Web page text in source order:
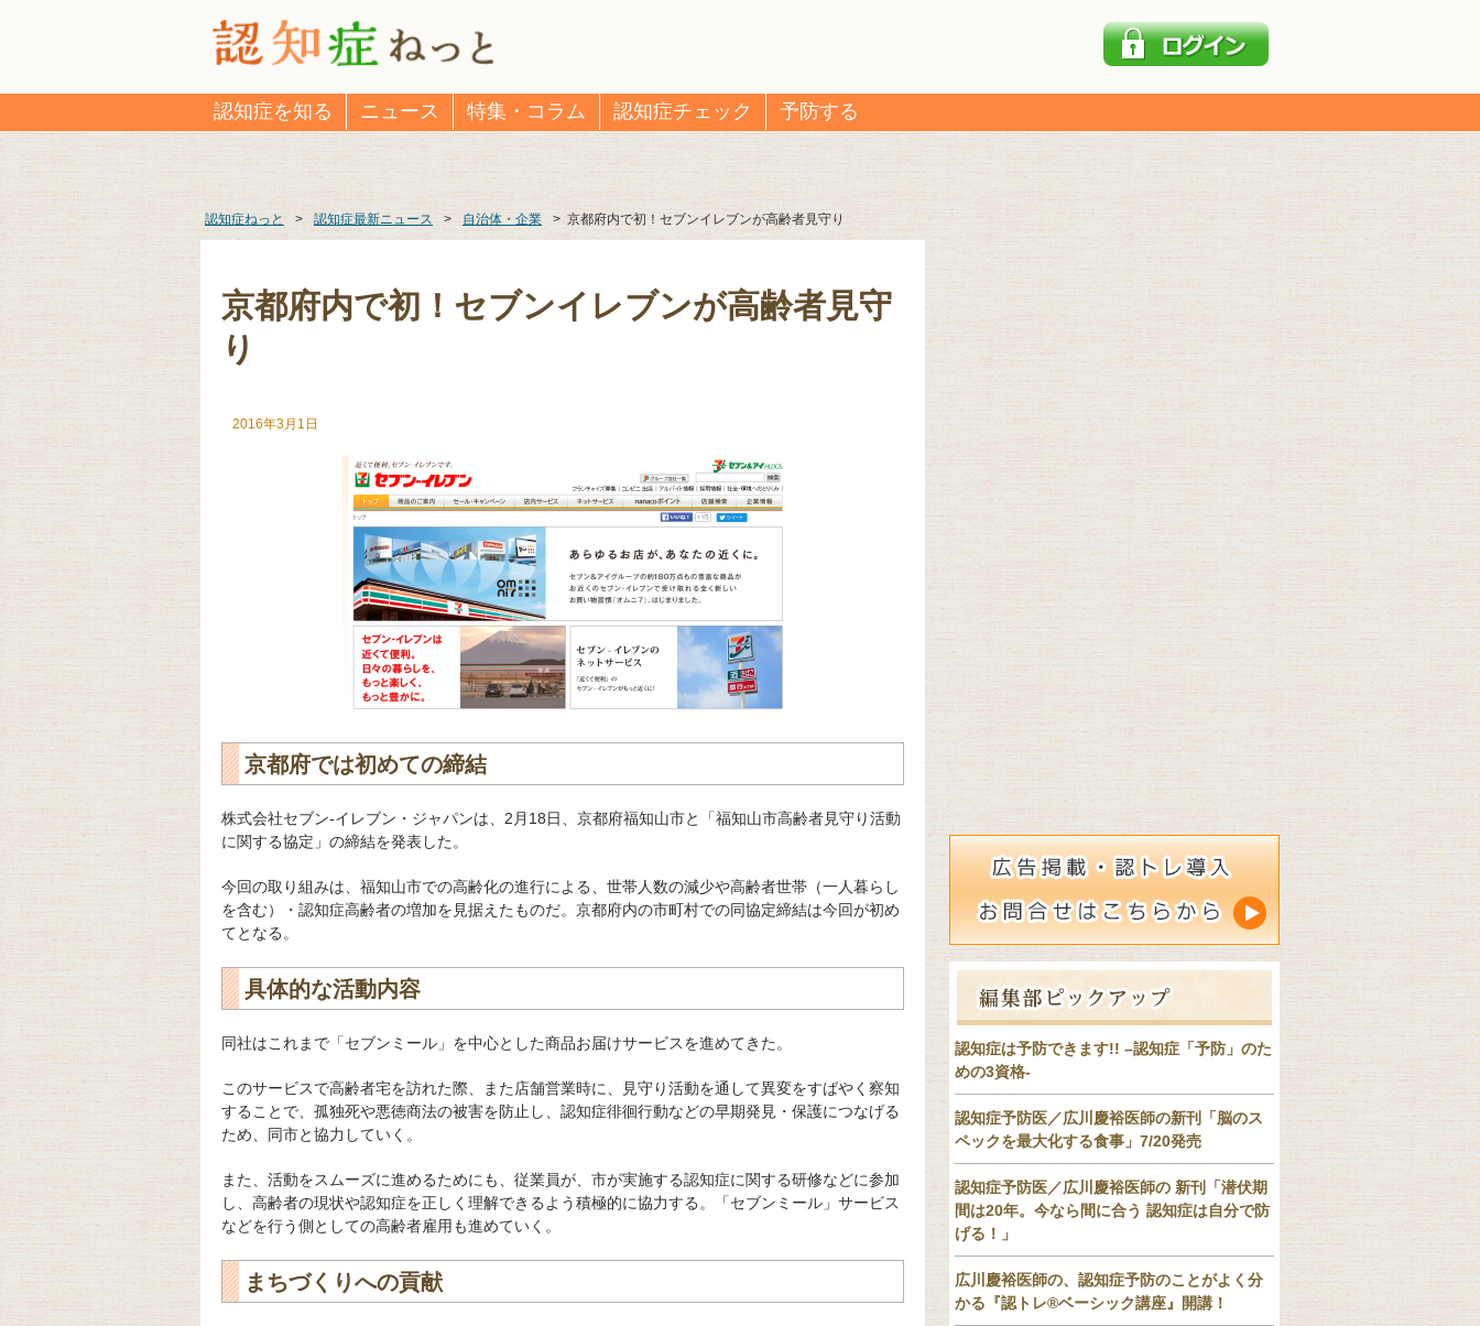
認知症を知る ニュース 特集・コラム 認知症チェック 予防する
認知症ねっと > 認知症最新ニュース > 自治体・企業 > 京都府内で初！セブンイレブンが高齢者見守り
京都府内で初！セブンイレブンが高齢者見守
り
2016年3月1日
京都府では初めての締結
株式会社セブン‐イレブン・ジャパンは、2月18日、京都府福知山市と「福知山市高齢者見守り活動
に関する協定」の締結を発表した。
今回の取り組みは、福知山市での高齢化の進行による、世帯人数の減少や高齢者世帯（一人暮らし
を含む）・認知症高齢者の増加を見据えたものだ。京都府内の市町村での同協定締結は今回が初め
てとなる。
具体的な活動内容
同社はこれまで「セブンミール」を中心とした商品お届けサービスを進めてきた。
このサービスで高齢者宅を訪れた際、また店舗営業時に、見守り活動を通して異変をすばやく察知
することで、孤独死や悪徳商法の被害を防止し、認知症徘徊行動などの早期発見・保護につなげる
ため、同市と協力していく。
また、活動をスムーズに進めるためにも、従業員が、市が実施する認知症に関する研修などに参加
し、高齢者の現状や認知症を正しく理解できるよう積極的に協力する。「セブンミール」サービス
などを行う側としての高齢者雇用も進めていく。
まちづくりへの貢献
認知症は予防できます!! –認知症「予防」のた
めの3資格-
認知症予防医／広川慶裕医師の新刊「脳のス
ペックを最大化する食事」7/20発売
認知症予防医／広川慶裕医師の 新刊「潜伏期
間は20年。今なら間に合う 認知症は自分で防
げる！」
広川慶裕医師の、認知症予防のことがよく分
かる『認トレ®️ベーシック講座』開講！